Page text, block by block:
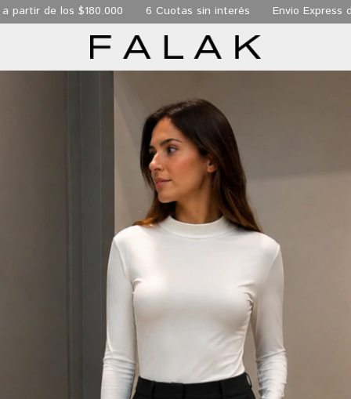
los $180.000 6 Cuotas sin interés Envio Express de 24